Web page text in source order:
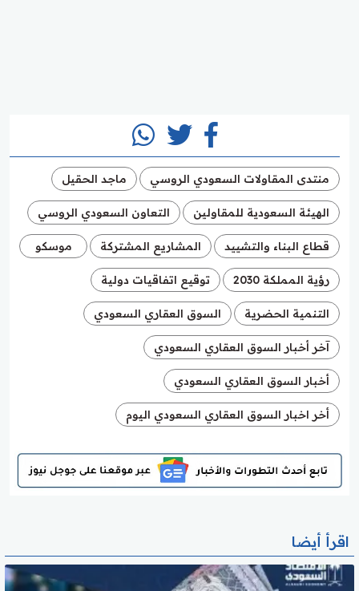
منتدى المقاولات السعودي الروسي ماجد الحقيل
الهيئة السعودية للمقاولين التعاون السعودي الروسي
قطاع البناء والتشييد المشاريع المشتركة موسكو
رؤية المملكة 2030 توقيع اتفاقيات دولية
التنمية الحضرية السوق العقاري السعودي
آخر أخبار السوق العقاري السعودي
أخبار السوق العقاري السعودي
أخر اخبار السوق العقاري السعودي اليوم
اقرأ أيضا